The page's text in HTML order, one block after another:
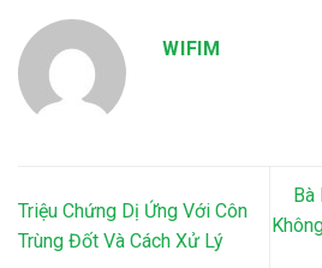
WIFIM
Triệu Chứng Dị Ứng Với Côn
Trùng Đốt Và Cách Xử Lý